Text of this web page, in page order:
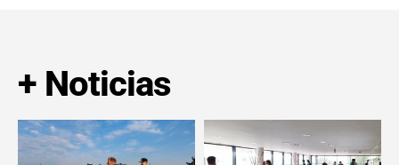
+ Noticias